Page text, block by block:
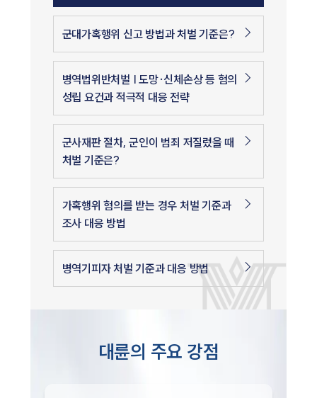
군대가혹행위 신고 방법과 처벌 기준은?
병역법위반처벌 | 도망·신체손상 등 혐의
성립 요건과 적극적 대응 전략
군사재판 절차, 군인이 범죄 저질렀을 때
처벌 기준은?
가혹행위 혐의를 받는 경우 처벌 기준과
조사 대응 방법
병역기피자 처벌 기준과 대응 방법
대륜의 주요 강점